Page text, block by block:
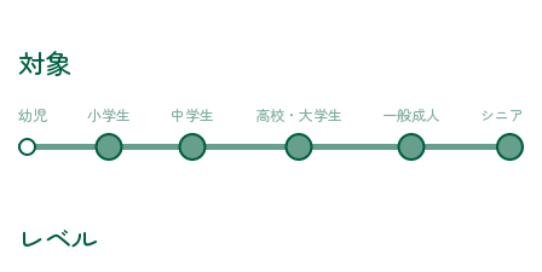
対象
幼児 小学生 中学生 高校・大学生 一般成人 シニア
レベル